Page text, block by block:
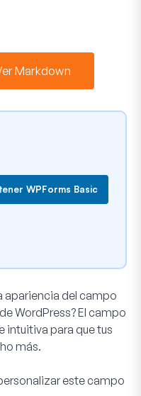
Markdown
WPForms Basic
apariencia del campo
WordPress? El campo
intuitiva para que tus
más.
este campo